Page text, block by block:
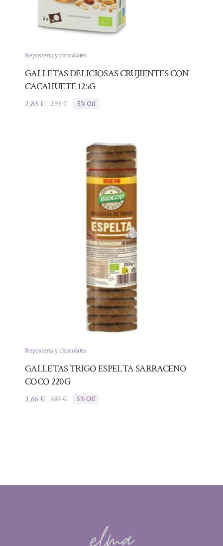
Repostería y chocolates
GALLETAS DELICIOSAS CRUJIENTES CON
CACAHUETE 125G
2,98€El
2,98 €.
2,83€
El
2,83 €.
5% Off
Repostería y chocolates
GALLETAS TRIGO ESPELTA SARRACENO
COCO 220G
3,85€El
3,66€
El
5% Off